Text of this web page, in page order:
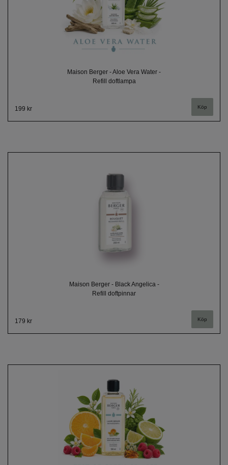
Maison Berger - Aloe Vera Water -
Refill doftlampa
199 kr Köp
Maison Berger - Black Angelica -
Refill doftpinnar
179 kr